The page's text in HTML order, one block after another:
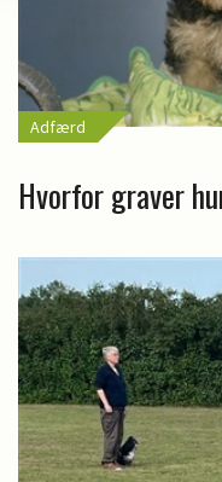
Adfærd
Hvorfor graver